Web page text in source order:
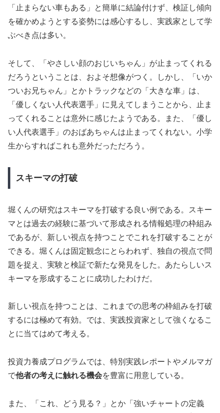
「止まらない車もある」と簡単に結論付けず、検証し傾向
を確かめようとする姿勢には感心するし、実践家として学
ぶべき点は多い。
そして、「やさしい顔のおじいちゃん」が止まってくれる
だろうということは、およそ想像がつく。しかし、「いか
ついお兄ちゃん」とかトラックなどの「大きな車」は、
「優しくない人代表選手」に見えてしまうことから、止ま
ってくれることは意外に感じたようである。また、「優し
い人代表選手」のおばあちゃんは止まってくれない。小学
生からすればこれも意外だっただろう。
スキーマの打破
堀くんの研究はスキーマを打破する良い例である。スキー
マとは過去の経験に基づいて形成される情報処理の枠組み
であるが、新しい視点を持つことでこれを打破することが
できる。堀くんは固定観念にとらわれず、独自の視点で問
題を捉え、実験と検証で新たな発見をした。あたらしいス
キーマを形成することに成功したわけだ。
新しい視点を持つことは、これまでの思考の枠組みを打破
するには極めて有効。では、実践投資家として強くなるこ
とに当てはめて考える。
投資力養成プログラムでは、特別実践レポートやメルマガ
で他者の考えに触れる機会を豊富に用意している。
また、「これ、どう見る？」とか「強いチャートの定義